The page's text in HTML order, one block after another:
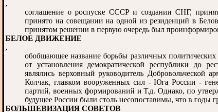
,
соглашение о роспуске СССР и создании СНГ,
принято на совещании на одной из резиденций в
принятом решении в первую очередь был
БЕЛОЕ ДВИЖЕНИЕ
,
обобщающее название борьбы различных
от установления демократической республики до
являлись верховный руководитель
Колчак, главком вооруженных сил - Юга России -
партий, военных формирований и Т.д. Однако, по
будущее России были столь несопоставимы, что в годы
БОЛЬШЕВИЗАЦИЯ СОВЕТОВ